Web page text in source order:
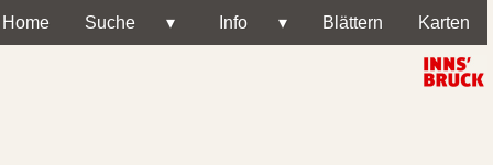
Home Suche ▾ Info ▾ Blättern Karten